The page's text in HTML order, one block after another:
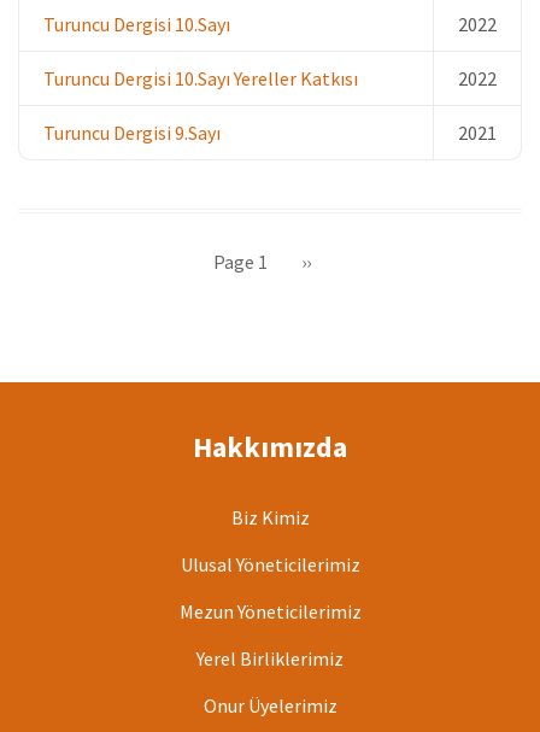
Turuncu Dergisi 10.Sayı 2022
Turuncu Dergisi 10.Sayı Yereller Katkısı 2022
Turuncu Dergisi 9.Sayı 2021
Page 1
Sonraki
››
Hakkımızda
Biz Kimiz
Ulusal Yöneticilerimiz
Mezun Yöneticilerimiz
Yerel Birliklerimiz
Onur Üyelerimiz